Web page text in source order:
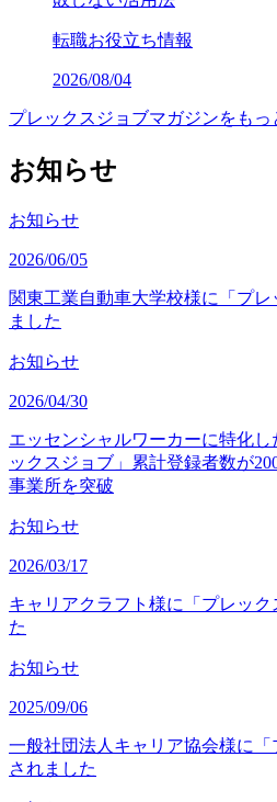
転職お役立ち情報
2026/08/04
プレックスジョブマガジンをもっ
お知らせ
お知らせ
2026/06/05
関東工業自動車大学校様に「プ
ました
お知らせ
2026/04/30
エッセンシャルワーカーに特化
ックスジョブ」累計登録者数が
事業所を突破
お知らせ
2026/03/17
キャリアクラフト様に「プレッ
た
お知らせ
2025/09/06
一般社団法人キャリア協会様に
されました